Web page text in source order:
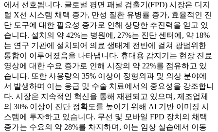
에서 선호됩니다. 글로벌 평면 패널 검출기(FPD) 시장은 디지
털 X선 시스템 채택 증가, 만성 질환 유병률 증가, 효율적인 진
단 도구에 대한 필요성 증가로 인해 상당한 추진력을 얻고 있
습니다. 설치의 약 42%는 병원에, 27%는 진단 센터에, 약 18%
는 연구 기관에 설치되어 의료 생태계 전반에 걸쳐 광범위한
통합이 이루어졌음을 나타냅니다. 휴대용 감지기는 현장 진료
영상에 대한 수요 증가로 인해 시장의 약 22%를 점유하고 있
습니다. 또한 사용량의 35% 이상이 정형외과 및 외상 분야에
서 발생하며 이는 응급 및 수술 치료에서의 중요성을 강조합니
다. 시장은 지속적인 혁신을 통해 재편되고 있으며, 제조업체
의 30% 이상이 진단 정확도를 높이기 위해 AI 기반 이미징 시
스템에 투자하고 있습니다. 무선 및 모바일 FPD 장치의 채택
증가는 수요의 약 28%를 차지하며, 이는 임상 실습에서 이동